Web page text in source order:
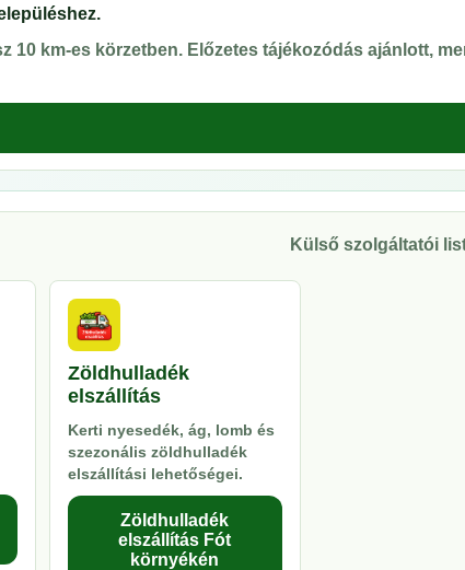
km-es körzetben. Előzetes tájékozódás ajánlott,
Külső szolgáltatói
Zöldhulladék
elszállítás
Kerti nyesedék, ág, lomb és
szezonális zöldhulladék
elszállítási lehetőségei.
Zöldhulladék
elszállítás Fót
környékén